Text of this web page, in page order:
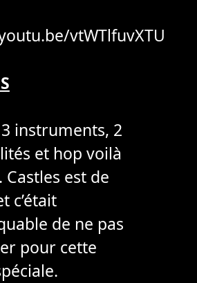
vtWTlfuvXTU
instruments, 2
et hop voilà
Castles est de
c’était
de ne pas
pour cette